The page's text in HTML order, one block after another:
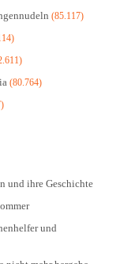
(85.117)
(80.764)
und ihre Geschichte
und